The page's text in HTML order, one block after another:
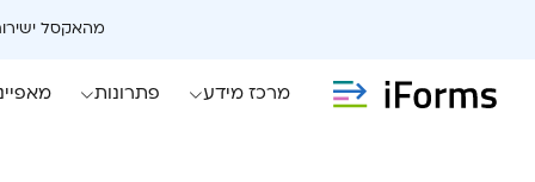
מהאקסל
מרכז מידע פתרונות